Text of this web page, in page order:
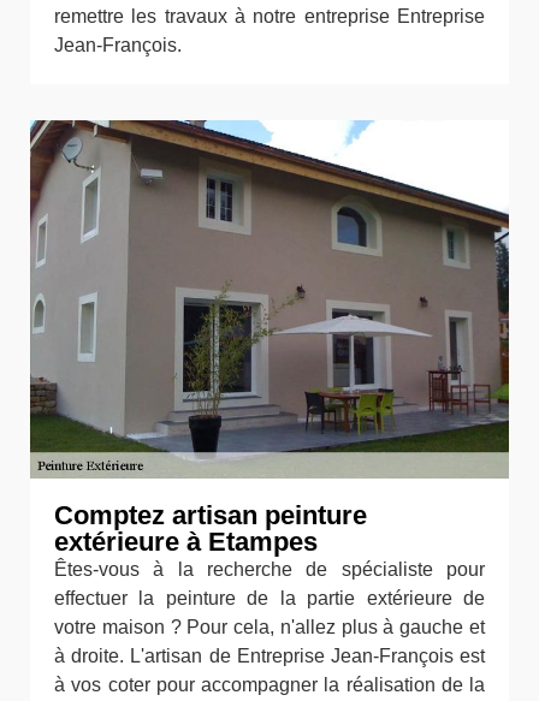
remettre les travaux à notre entreprise Entreprise
Jean-François.
Comptez artisan peinture
extérieure à Etampes
Êtes-vous à la recherche de spécialiste pour
effectuer la peinture de la partie extérieure de
votre maison ? Pour cela, n'allez plus à gauche et
à droite. L'artisan de Entreprise Jean-François est
à vos coter pour accompagner la réalisation de la